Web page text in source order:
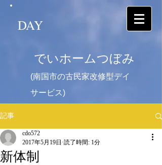
DAY
でいホームつぼみ
(南国市の古民家改修型デイ
サービス)
記事
新体制
cdo572
2017年5月19日 読了時間: 1分